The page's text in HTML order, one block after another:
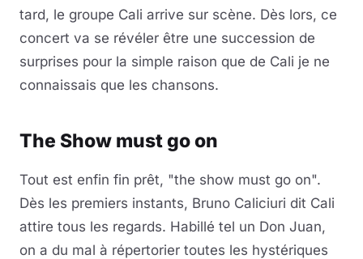
tard, le groupe Cali arrive sur scène. Dès lors, ce
concert va se révéler être une succession de
surprises pour la simple raison que de Cali je ne
connaissais que les chansons.
The Show must go on
Tout est enfin fin prêt, "the show must go on".
Dès les premiers instants, Bruno Caliciuri dit Cali
attire tous les regards. Habillé tel un Don Juan,
on a du mal à répertorier toutes les hystériques